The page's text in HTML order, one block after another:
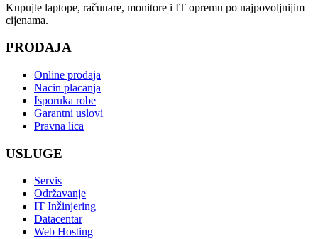
Kupujte laptope, računare, monitore i IT opremu po najpovoljnijim
cijenama.
PRODAJA
Online prodaja
Nacin placanja
Isporuka robe
Garantni uslovi
Pravna lica
USLUGE
Servis
Održavanje
IT Inžinjering
Datacentar
Web Hosting